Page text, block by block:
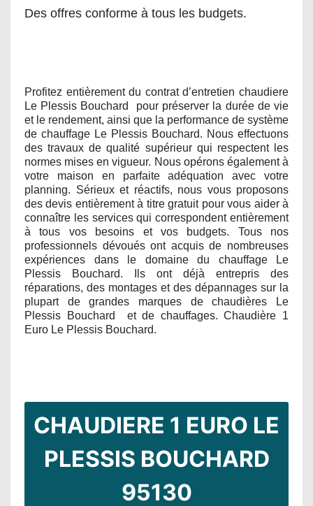
Des offres conforme à tous les budgets.
Profitez entièrement du contrat d’entretien chaudiere
Le Plessis Bouchard
pour préserver la durée de vie
et le rendement, ainsi que la performance de système
de chauffage Le Plessis Bouchard. Nous effectuons
des travaux de qualité supérieur qui respectent les
normes mises en vigueur. Nous opérons également à
votre maison en parfaite adéquation avec votre
planning. Sérieux et réactifs, nous vous proposons
des devis entièrement à titre gratuit pour vous aider à
connaître les services qui correspondent entièrement
à tous vos besoins et vos budgets. Tous nos
professionnels dévoués ont acquis de nombreuses
expériences dans le domaine du chauffage Le
Plessis Bouchard. Ils ont déjà entrepris des
réparations, des montages et des dépannages sur la
plupart de grandes marques de chaudières Le
Plessis Bouchard
et de chauffages. Chaudière 1
Euro Le Plessis Bouchard.
CHAUDIERE 1 EURO LE
PLESSIS BOUCHARD
95130